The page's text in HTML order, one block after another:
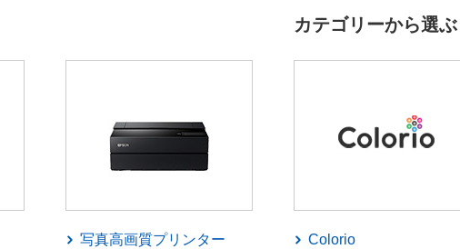
写真高画質プリンター
カテゴリーから選ぶ
Colorio